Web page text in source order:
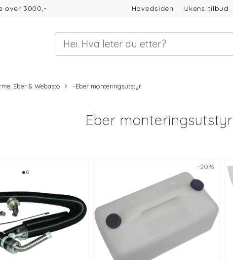
over 3000,-
Hovedsiden Ukens tilbud
Eber & Webasto -Eber monteringsutstyr
Eber monteringsutstyr
-20%